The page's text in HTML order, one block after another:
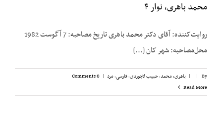
محمد باهری، نوار ۴
روایت‌کننده: آقای دکتر محمد باهری تاریخ مصاحبه: 7 آگوست 1982
محل‌مصاحبه: شهر کان [...]
By
|
| باهری، محمد,حبیب لاجوردی,فارسی,مرد |
0 Comments
Read More